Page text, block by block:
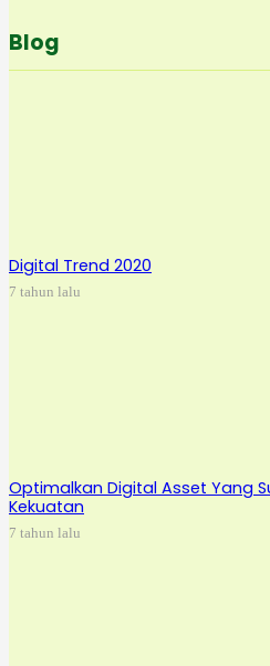
Blog
Digital Trend 2020
7 tahun lalu
Optimalkan Digital Asset Yang
Kekuatan
7 tahun lalu